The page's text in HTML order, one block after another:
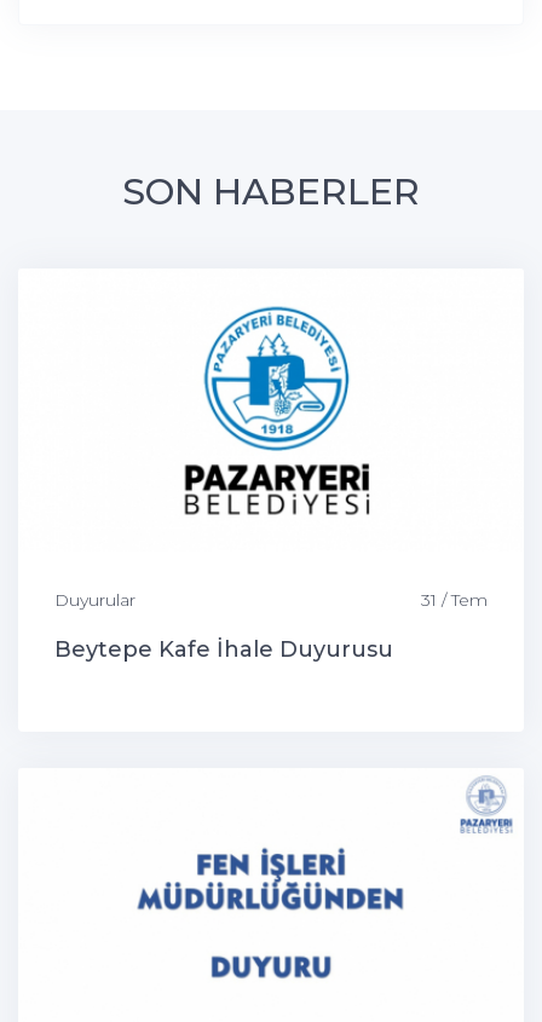
SON HABERLER
Duyurular 31 / Tem
Beytepe Kafe İhale Duyurusu